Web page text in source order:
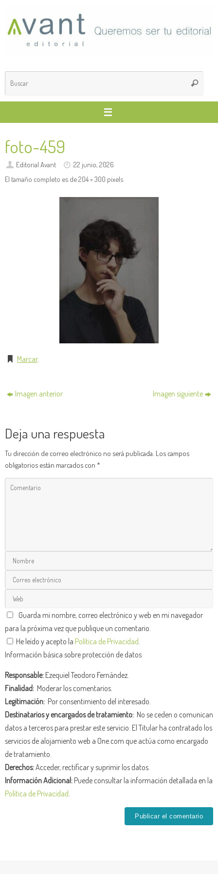
contenido
Buscar
foto-459
Editorial Avant
22 junio, 2026
El tamaño completo es de204 × 300 pixels
Marcar.
Imagen anterior Imagen siguiente
Deja una respuesta
Tu dirección de correo electrónico no será publicada. Los campos
obligatorios están marcados con *
Guarda mi nombre, correo electrónico y web en mi navegador
para la próxima vez que publique un comentario.
He leído y acepto la Política de Privacidad
Información básica sobre protección de datos
Responsable:Ezequiel Teodoro Fernández.
Finalidad: Moderar los comentarios.
Legitimación: Por consentimiento del interesado.
Destinatarios y encargados de tratamiento: No se ceden o comunican
datos a terceros para prestar este servicio. El Titular ha contratado los
servicios de alojamiento web a One.com que actúa como encargado
de tratamiento.
Derechos:Acceder, rectificar y suprimir los datos.
Información Adicional:Puede consultar la información detallada en la
Política de Privacidad